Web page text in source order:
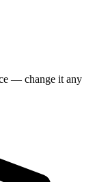
— change it any